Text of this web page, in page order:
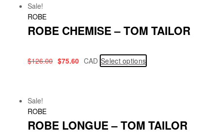
Sale!
ROBE
ROBE CHEMISE – TOM TAILOR
$126.00 $75.60 CAD Select options
Sale!
ROBE
ROBE LONGUE – TOM TAILOR